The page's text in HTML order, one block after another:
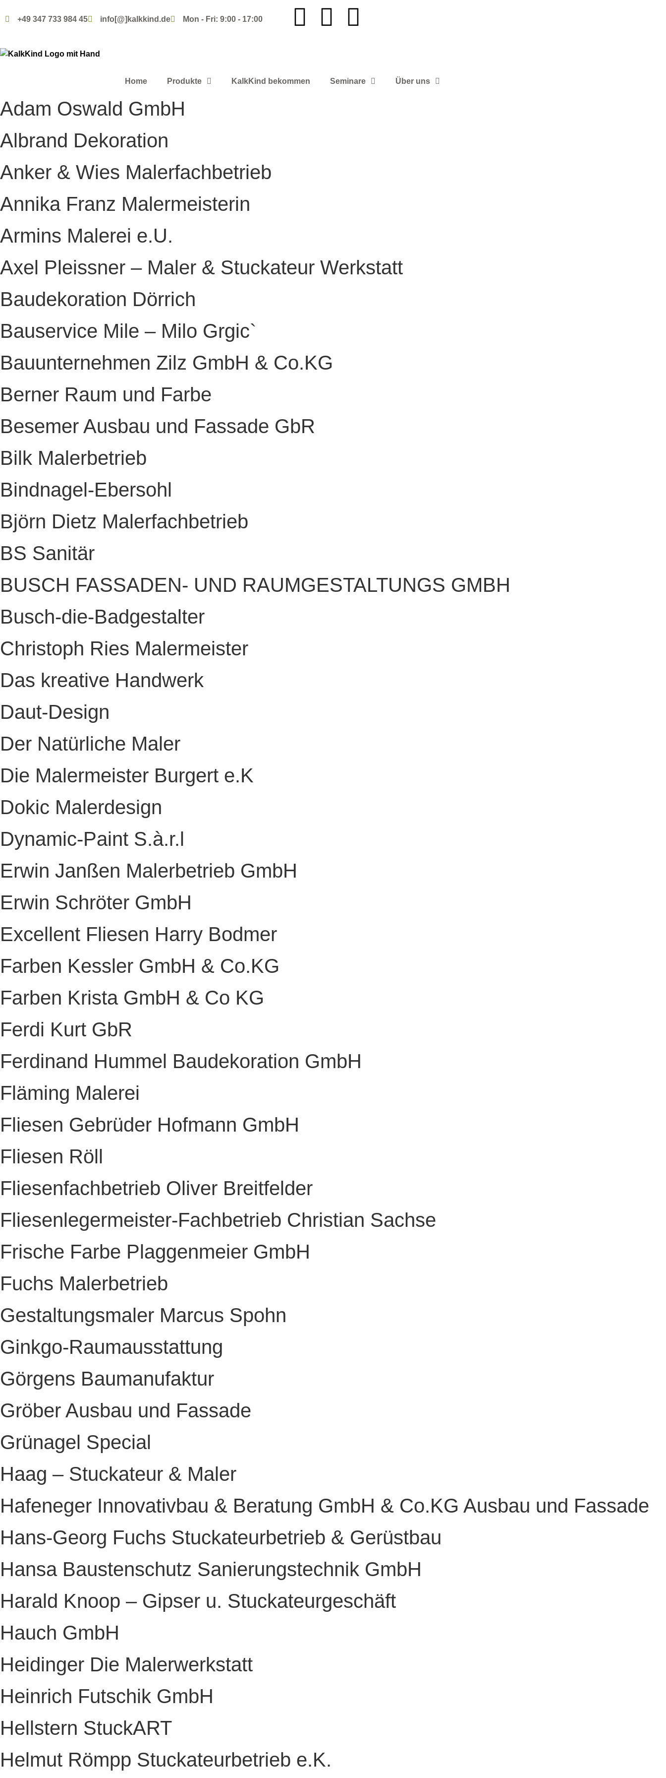
+49 347 733 984 45 info[@]kalkkind.de Mon - Fri: 9:00 - 17:00
Home Produkte KalkKind bekommen Seminare Über uns
Adam Oswald GmbH
Albrand Dekoration
Anker & Wies Malerfachbetrieb
Annika Franz Malermeisterin
Armins Malerei e.U.
Axel Pleissner – Maler & Stuckateur Werkstatt
Baudekoration Dörrich
Bauservice Mile – Milo Grgic`
Bauunternehmen Zilz GmbH & Co.KG
Berner Raum und Farbe
Besemer Ausbau und Fassade GbR
Bilk Malerbetrieb
Bindnagel-Ebersohl
Björn Dietz Malerfachbetrieb
BS Sanitär
BUSCH FASSADEN- UND RAUMGESTALTUNGS GMBH
Busch-die-Badgestalter
Christoph Ries Malermeister
Das kreative Handwerk
Daut-Design
Der Natürliche Maler
Die Malermeister Burgert e.K
Dokic Malerdesign
Dynamic-Paint S.à.r.l
Erwin Janßen Malerbetrieb GmbH
Erwin Schröter GmbH
Excellent Fliesen Harry Bodmer
Farben Kessler GmbH & Co.KG
Farben Krista GmbH & Co KG
Ferdi Kurt GbR
Ferdinand Hummel Baudekoration GmbH
Fläming Malerei
Fliesen Gebrüder Hofmann GmbH
Fliesen Röll
Fliesenfachbetrieb Oliver Breitfelder
Fliesenlegermeister-Fachbetrieb Christian Sachse
Frische Farbe Plaggenmeier GmbH
Fuchs Malerbetrieb
Gestaltungsmaler Marcus Spohn
Ginkgo-Raumausstattung
Görgens Baumanufaktur
Gröber Ausbau und Fassade
Grünagel Special
Haag – Stuckateur & Maler
Hafeneger Innovativbau & Beratung GmbH & Co.KG Ausbau und Fassade
Hans-Georg Fuchs Stuckateurbetrieb & Gerüstbau
Hansa Baustenschutz Sanierungstechnik GmbH
Harald Knoop – Gipser u. Stuckateurgeschäft
Hauch GmbH
Heidinger Die Malerwerkstatt
Heinrich Futschik GmbH
Hellstern StuckART
Helmut Römpp Stuckateurbetrieb e.K.